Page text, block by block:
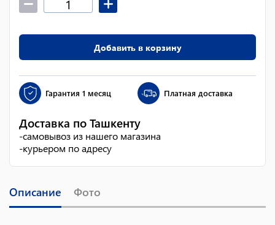
Добавить в корзину
Гарантия 1 месяц Платная доставка
Доставка по Ташкенту
-самовывоз из нашего магазина
-курьером по адресу
Описание Фото